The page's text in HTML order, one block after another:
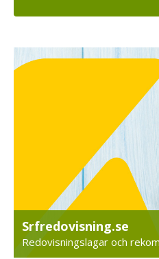
Srfredovisning.se
Redovisningslagar och